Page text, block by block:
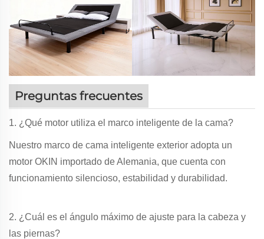
Preguntas frecuentes
1. ¿Qué motor utiliza el marco inteligente de la cama?
Nuestro marco de cama inteligente exterior adopta un
motor OKIN importado de Alemania, que cuenta con
funcionamiento silencioso, estabilidad y durabilidad.
2. ¿Cuál es el ángulo máximo de ajuste para la cabeza y
las piernas?